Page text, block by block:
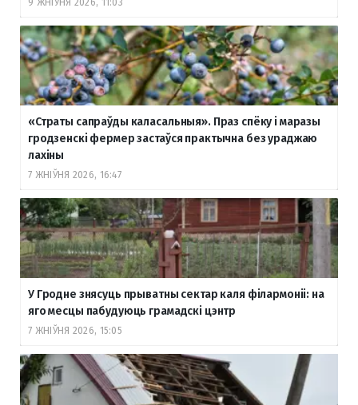
9 ЖНІЎНЯ 2026, 11:03
«Страты сапраўды каласальныя». Праз спёку і маразы
гродзенскі фермер застаўся практычна без ураджаю
лахіны
7 ЖНІЎНЯ 2026, 16:47
У Гродне знясуць прыватны сектар каля філармоніі: на
яго месцы пабудуюць грамадскі цэнтр
7 ЖНІЎНЯ 2026, 15:05